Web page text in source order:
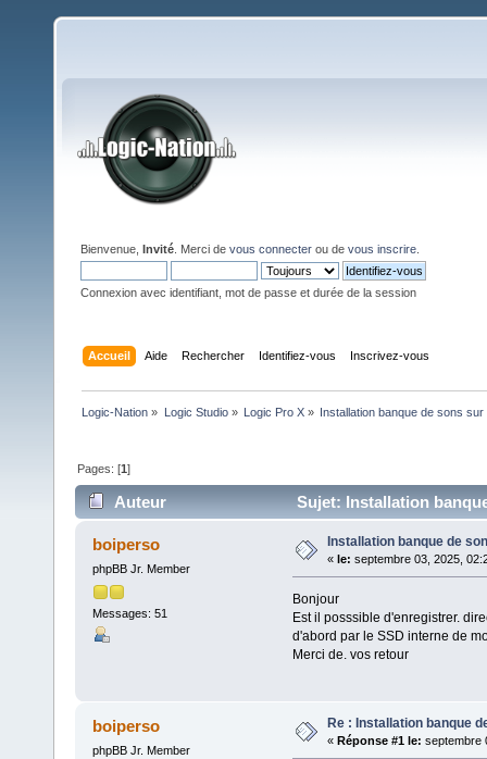
Bienvenue, Invité . Merci de vous connecter ou de vous inscrire
Connexion avec identifiant, mot de passe et durée de la session
Accueil Aide Rechercher Identifiez-vous Inscrivez-vous
Logic-Nation » Logic Studio» Logic Pro X» Installation banque de sons
Pages: [1]
Auteur Sujet: Installation
boiperso
phpBB Jr. Member
Messages: 51
Installation banque de
« le: septembre 03, 2025,
Bonjour
Est il posssible d'enregistrer.
d'abord par le SSD interne de
Merci de. vos retour
boiperso
phpBB Jr. Member
Re : Installation banque
« Réponse #1 le: septembre